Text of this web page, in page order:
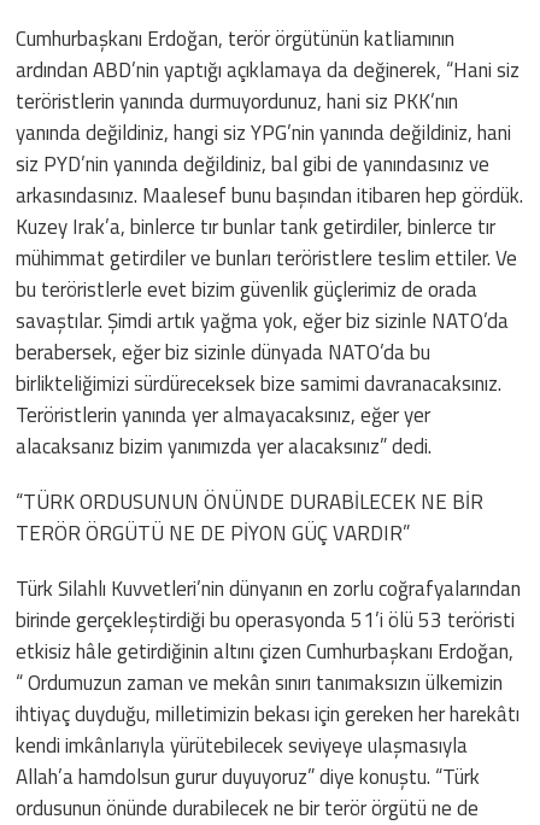
Cumhurbaşkanı Erdoğan, terör örgütünün katliamının
ardından ABD’nin yaptığı açıklamaya da değinerek, “Hani siz
teröristlerin yanında durmuyordunuz, hani siz PKK’nın
yanında değildiniz, hangi siz YPG’nin yanında değildiniz, hani
siz PYD’nin yanında değildiniz, bal gibi de yanındasınız ve
arkasındasınız. Maalesef bunu başından itibaren hep gördük.
Kuzey Irak’a, binlerce tır bunlar tank getirdiler, binlerce tır
mühimmat getirdiler ve bunları teröristlere teslim ettiler. Ve
bu teröristlerle evet bizim güvenlik güçlerimiz de orada
savaştılar. Şimdi artık yağma yok, eğer biz sizinle NATO’da
berabersek, eğer biz sizinle dünyada NATO’da bu
birlikteliğimizi sürdüreceksek bize samimi davranacaksınız.
Teröristlerin yanında yer almayacaksınız, eğer yer
alacaksanız bizim yanımızda yer alacaksınız” dedi.
“TÜRK ORDUSUNUN ÖNÜNDE DURABİLECEK NE BİR
TERÖR ÖRGÜTÜ NE DE PİYON GÜÇ VARDIR”
Türk Silahlı Kuvvetleri’nin dünyanın en zorlu coğrafyalarından
birinde gerçekleştirdiği bu operasyonda 51’i ölü 53 teröristi
etkisiz hâle getirdiğinin altını çizen Cumhurbaşkanı Erdoğan,
“ Ordumuzun zaman ve mekân sınırı tanımaksızın ülkemizin
ihtiyaç duyduğu, milletimizin bekası için gereken her harekâtı
kendi imkânlarıyla yürütebilecek seviyeye ulaşmasıyla
Allah’a hamdolsun gurur duyuyoruz” diye konuştu. “Türk
ordusunun önünde durabilecek ne bir terör örgütü ne de